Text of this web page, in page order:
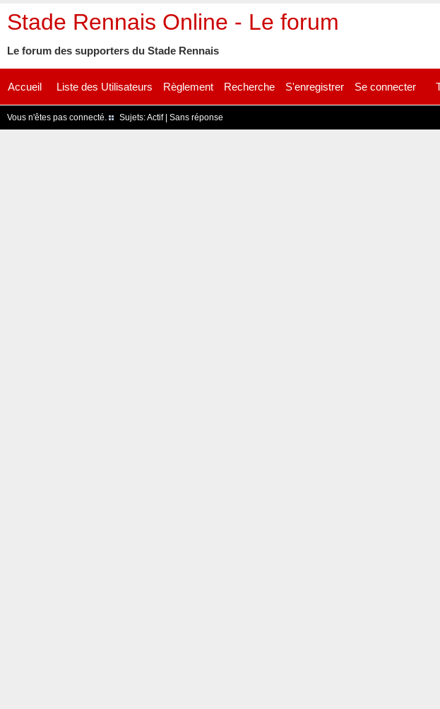
Stade Rennais Online - Le forum
Le forum des supporters du Stade Rennais
Accueil Liste des Utilisateurs Règlement Recherche S'enregistrer Se connecter
Vous n'êtes pas connecté. Sujets:Actif| Sans réponse